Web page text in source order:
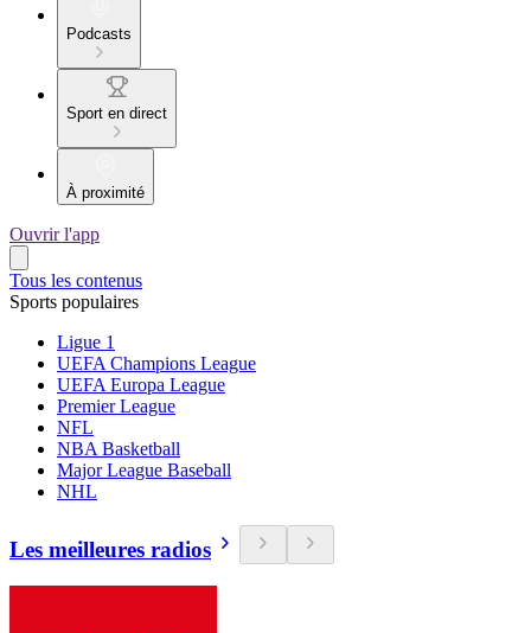
Podcasts
Sport en direct
À proximité
Ouvrir l'app
Tous les contenus
Sports populaires
Ligue 1
UEFA Champions League
UEFA Europa League
Premier League
NFL
NBA Basketball
Major League Baseball
NHL
Les meilleures radios